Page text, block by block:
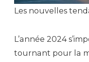
Les nouvelles
L’année 2024
tournant pour la